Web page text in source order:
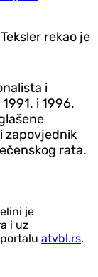
rekao je
i
i 1996.
zapovjednik
rata.
je
i uz
atvbl.rs.